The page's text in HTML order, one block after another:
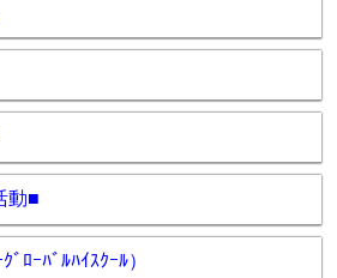
動■
ﾛｰﾊﾞﾙﾊｲｽｸｰﾙ）